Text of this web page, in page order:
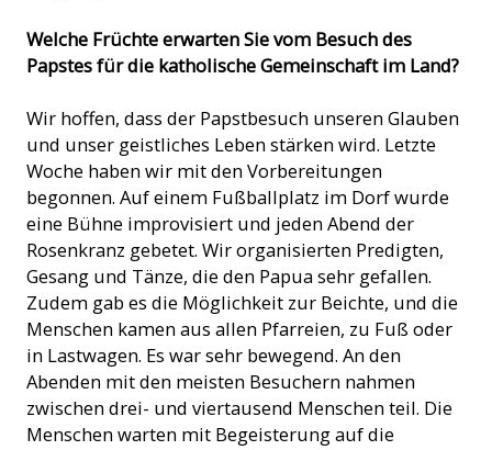
Welche Früchte erwarten Sie vom Besuch des
Papstes für die katholische Gemeinschaft im Land?
Wir hoffen, dass der Papstbesuch unseren Glauben
und unser geistliches Leben stärken wird. Letzte
Woche haben wir mit den Vorbereitungen
begonnen. Auf einem Fußballplatz im Dorf wurde
eine Bühne improvisiert und jeden Abend der
Rosenkranz gebetet. Wir organisierten Predigten,
Gesang und Tänze, die den Papua sehr gefallen.
Zudem gab es die Möglichkeit zur Beichte, und die
Menschen kamen aus allen Pfarreien, zu Fuß oder
in Lastwagen. Es war sehr bewegend. An den
Abenden mit den meisten Besuchern nahmen
zwischen drei- und viertausend Menschen teil. Die
Menschen warten mit Begeisterung auf die